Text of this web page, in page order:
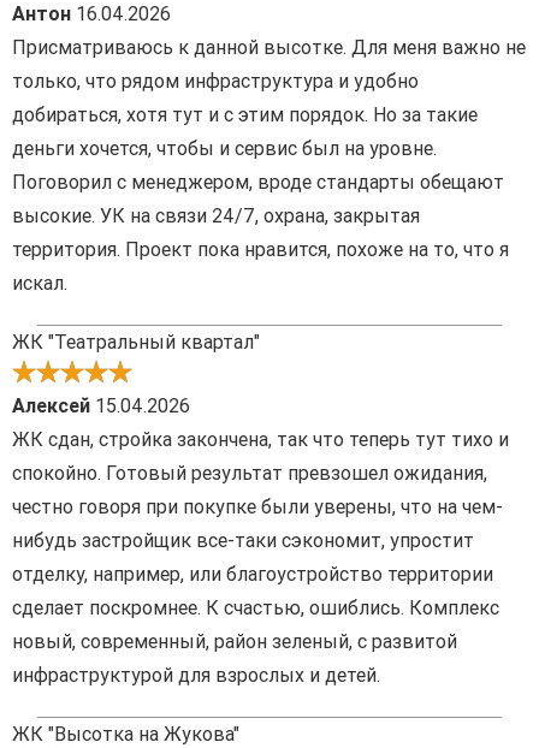
Антон 16.04.2026
Присматриваюсь к данной высотке. Для меня важно не
только, что рядом инфраструктура и удобно
добираться, хотя тут и с этим порядок. Но за такие
деньги хочется, чтобы и сервис был на уровне.
Поговорил с менеджером, вроде стандарты обещают
высокие. УК на связи 24/7, охрана, закрытая
территория. Проект пока нравится, похоже на то, что я
искал.
ЖК "Театральный квартал"
Алексей 15.04.2026
ЖК сдан, стройка закончена, так что теперь тут тихо и
спокойно. Готовый результат превзошел ожидания,
честно говоря при покупке были уверены, что на чем-
нибудь застройщик все-таки сэкономит, упростит
отделку, например, или благоустройство территории
сделает поскромнее. К счастью, ошиблись. Комплекс
новый, современный, район зеленый, с развитой
инфраструктурой для взрослых и детей.
ЖК "Высотка на Жукова"